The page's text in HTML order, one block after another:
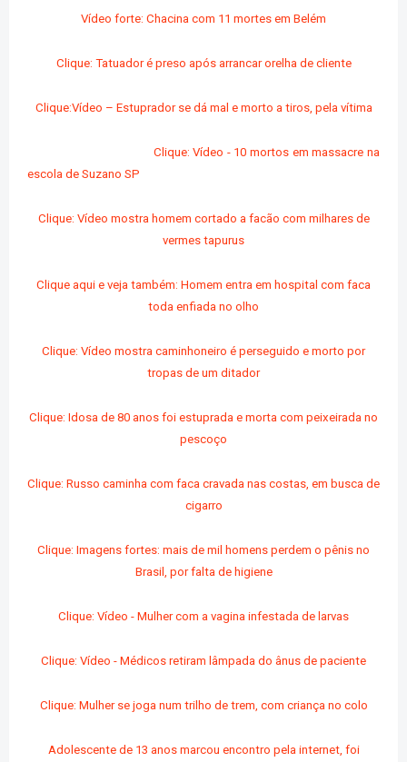
Vídeo forte: Chacina com 11 mortes em Belém
Clique: Tatuador é preso após arrancar orelha de cliente
Clique:Vídeo – Estuprador se dá mal e morto a tiros, pela vítima
Clique: Vídeo - 10 mortos em massacre na
escola de Suzano SP
Clique: Vídeo mostra homem cortado a facão com milhares de
vermes tapurus
Clique aqui e veja também: Homem entra em hospital com faca
toda enfiada no olho
Clique: Vídeo mostra caminhoneiro é perseguido e morto por
tropas de um ditador
Clique: Idosa de 80 anos foi estuprada e morta com peixeirada no
pescoço
Clique: Russo caminha com faca cravada nas costas, em busca de
cigarro
Clique: Imagens fortes: mais de mil homens perdem o pênis no
Brasil, por falta de higiene
Clique: Vídeo - Mulher com a vagina infestada de larvas
Clique: Vídeo - Médicos retiram lâmpada do ânus de paciente
Clique: Mulher se joga num trilho de trem, com criança no colo
Adolescente de 13 anos marcou encontro pela internet, foi